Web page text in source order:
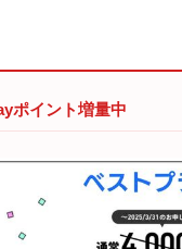
ポイント増量中